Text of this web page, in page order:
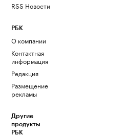
RSS Новости
РБК
О компании
Контактная
информация
Редакция
Размещение
рекламы
Другие
продукты
РБК